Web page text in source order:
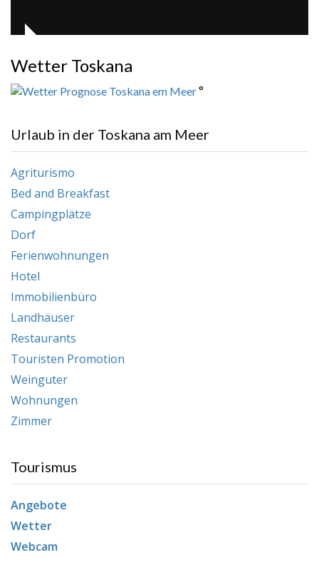
Wetter Toskana
°
Urlaub in der Toskana am Meer
Agriturismo
Bed and Breakfast
Campingplätze
Dorf
Ferienwohnungen
Hotel
Immobilienbüro
Landhäuser
Restaurants
Touristen Promotion
Weinguter
Wohnungen
Zimmer
Tourismus
Angebote
Wetter
Webcam